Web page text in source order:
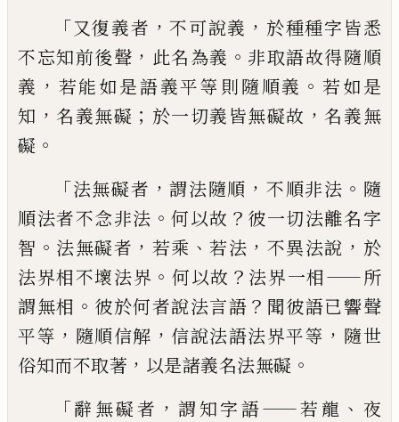
「又復義者 ，不可說義 ， 於種種字皆悉
不忘知前後聲 ， 此名為義 。 非取語故得隨順
義 ， 若能如是語義平等則隨順義 。 若如是
知 ，名義無礙 ； 於一切義皆無礙故 ，名義無
礙 。
「法無礙者 ，謂法隨順 ， 不順非法 。 隨
順法者不念非法 。何以故 ？ 彼一切法離名字
智 。 法無礙者 ， 若乘 、若法 ， 不異法說 ， 於
法界相不壞法界 。 何以故 ？ 法界一相——所
謂無相 。 彼於何者說法言語 ？ 聞彼語已響聲
平等 ， 隨順信解 ， 信說法語法界平等 ， 隨世
俗知而不取著 ， 以是諸義名法無礙 。
「辭無礙者 ，謂知字語——若龍 、 夜